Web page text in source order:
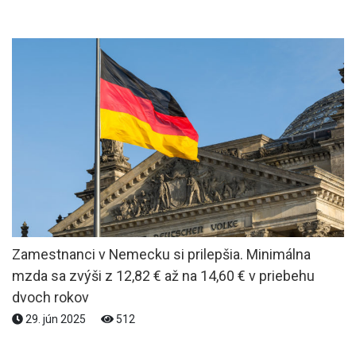
Zamestnanci v Nemecku si prilepšia. Minimálna
mzda sa zvýši z 12,82 € až na 14,60 € v priebehu
dvoch rokov
29. jún 2025 512